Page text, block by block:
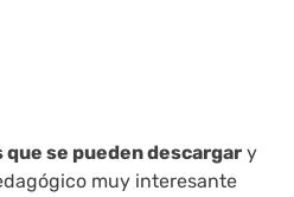
se pueden descargar y
muy interesante